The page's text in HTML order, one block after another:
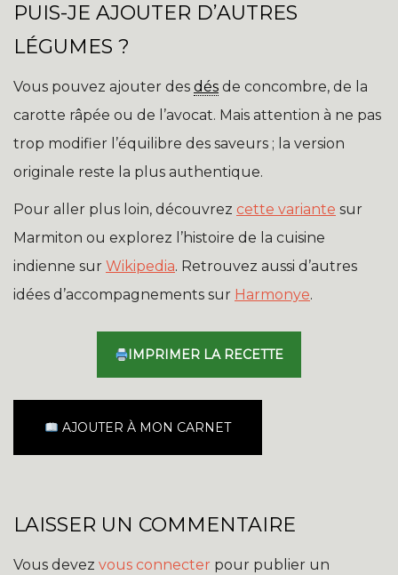
PUIS-JE AJOUTER D’AUTRES
LÉGUMES ?
Vous pouvez ajouter des dés de concombre, de la
carotte râpée ou de l’avocat. Mais attention à ne pas
trop modifier l’équilibre des saveurs ; la version
originale reste la plus authentique.
Pour aller plus loin, découvrez cette variante sur
Marmiton ou explorez l’histoire de la cuisine
indienne sur Wikipedia. Retrouvez aussi d’autres
idées d’accompagnements sur Harmonye.
IMPRIMER LA RECETTE
AJOUTER À MON CARNET
LAISSER UN COMMENTAIRE
Vous devez vous connecter pour publier un